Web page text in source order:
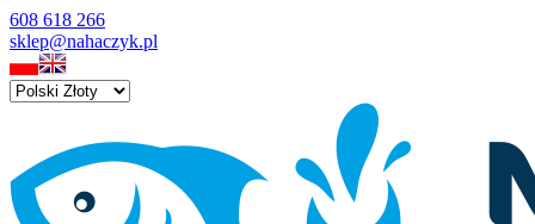
608 618 266
sklep@nahaczyk.pl